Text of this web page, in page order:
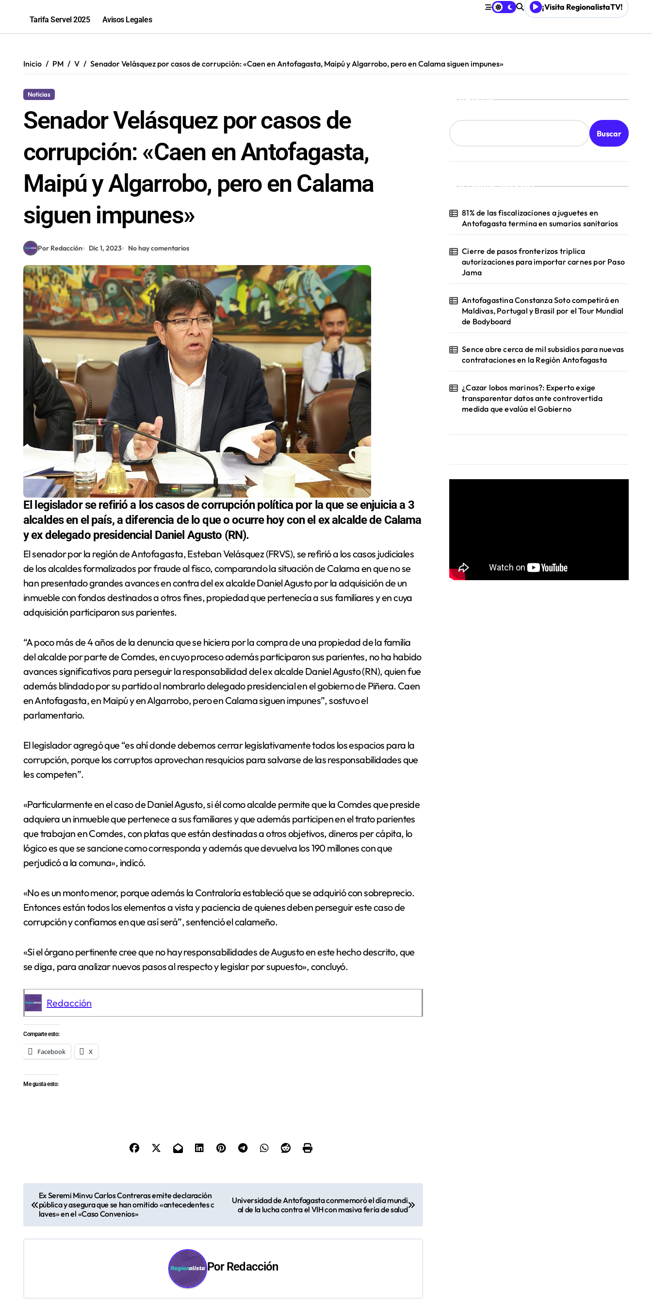
Tarifa Servel 2025 Avisos Legales
¡Visita RegionalistaTV!
Inicio PM V Senador Velásquez por casos de corrupción: «Caen en Antofagasta, Maipú y Algarrobo, pero en Calama siguen impunes»
Noticias
Senador Velásquez por casos de
corrupción: «Caen en Antofagasta,
Maipú y Algarrobo, pero en Calama
siguen impunes»
Por Redacción Dic 1, 2023 No hay comentarios
El legislador se refirió a los casos de corrupción política por la que se enjuicia a 3
alcaldes en el país, a diferencia de lo que o ocurre hoy con el ex alcalde de Calama
y ex delegado presidencial Daniel Agusto (RN).
El senador por la región de Antofagasta, Esteban Velásquez (FRVS), se refirió a los casos judiciales
de los alcaldes formalizados por fraude al fisco, comparando la situación de Calama en que no se
han presentado grandes avances en contra del ex alcalde Daniel Agusto por la adquisición de un
inmueble con fondos destinados a otros fines, propiedad que pertenecía a sus familiares y en cuya
adquisición participaron sus parientes.
“A poco más de 4 años de la denuncia que se hiciera por la compra de una propiedad de la familia
del alcalde por parte de Comdes, en cuyo proceso además participaron sus parientes, no ha habido
avances significativos para perseguir la responsabilidad del ex alcalde Daniel Agusto (RN), quien fue
además blindado por su partido al nombrarlo delegado presidencial en el gobierno de Piñera. Caen
en Antofagasta, en Maipú y en Algarrobo, pero en Calama siguen impunes”, sostuvo el
parlamentario.
El legislador agregó que “es ahí donde debemos cerrar legislativamente todos los espacios para la
corrupción, porque los corruptos aprovechan resquicios para salvarse de las responsabilidades que
les competen”.
«Particularmente en el caso de Daniel Agusto, si él como alcalde permite que la Comdes que preside
adquiera un inmueble que pertenece a sus familiares y que además participen en el trato parientes
que trabajan en Comdes, con platas que están destinadas a otros objetivos, dineros per cápita, lo
lógico es que se sancione como corresponda y además que devuelva los 190 millones con que
perjudicó a la comuna», indicó.
«No es un monto menor, porque además la Contraloría estableció que se adquirió con sobreprecio.
Entonces están todos los elementos a vista y paciencia de quienes deben perseguir este caso de
corrupción y confiamos en que así será”, sentenció el calameño.
«Si el órgano pertinente cree que no hay responsabilidades de Augusto en este hecho descrito, que
se diga, para analizar nuevos pasos al respecto y legislar por supuesto», concluyó.
Redacción
Comparte esto:
Facebook X
Me gusta esto:
v
Ex Seremi Minvu Carlos Contreras emite declaración
pública y asegura que se han omitido «antecedentes c
laves» en el «Caso Convenios»
Universidad de Antofagasta conmemoró el día mundi
al de la lucha contra el VIH con masiva feria de salud
PorRedacción
Buscar
Buscar
¡Ultimas Noticias!
81% de las fiscalizaciones a juguetes en
Antofagasta termina en sumarios sanitarios
Cierre de pasos fronterizos triplica
autorizaciones para importar carnes por Paso
Jama
Antofagastina Constanza Soto competirá en
Maldivas, Portugal y Brasil por el Tour Mundial
de Bodyboard
Sence abre cerca de mil subsidios para nuevas
contrataciones en la Región Antofagasta
¿Cazar lobos marinos?: Experto exige
transparentar datos ante controvertida
medida que evalúa el Gobierno